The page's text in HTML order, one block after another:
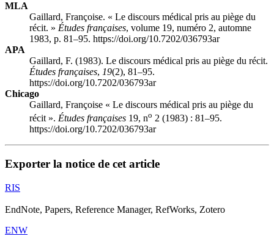
MLA
Gaillard, Françoise. « Le discours médical pris au piège du
récit. » Études françaises, volume 19, numéro 2, automne
1983, p. 81–95. https://doi.org/10.7202/036793ar
APA
Gaillard, F. (1983). Le discours médical pris au piège du récit.
Études françaises, 19(2), 81–95.
https://doi.org/10.7202/036793ar
Chicago
Gaillard, Françoise « Le discours médical pris au piège du
récit ». Études françaises 19, no 2 (1983) : 81–95.
https://doi.org/10.7202/036793ar
Exporter la notice de cet article
RIS
EndNote, Papers, Reference Manager, RefWorks, Zotero
ENW